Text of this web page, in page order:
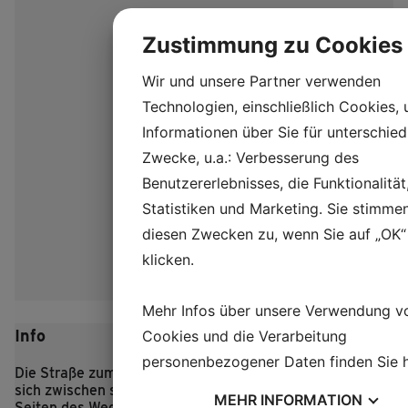
Info
Die Straße zum eisenzeitlichen Dorf Lethra schlängelt
sich zwischen sanften Hügeln hindurch, und zu beiden
Zustimmung zu Cookies
Wir und unsere Partner verwenden
Technologien, einschließlich Cookies,
Informationen über Sie für
Zwecke, u.a.: Verbesserung des
Benutzererlebnisses, die
Statistiken und Marketing. Sie
diesen Zwecken zu, wenn Sie auf „OK“
klicken.
Mehr Infos über unsere Verwendung
Cookies und die Verarbeitung
personenbezogener Daten finden Sie
MEHR INFORMATION